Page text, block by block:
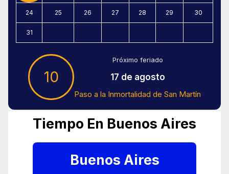
24 25 26 27 28 29 30
31
10
Próximo feriado
17 de agosto
Paso a la Inmortalidad de San Martín
Tiempo En Buenos Aires
Buenos Aires